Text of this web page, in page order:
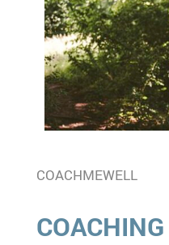
COACHMEWELL